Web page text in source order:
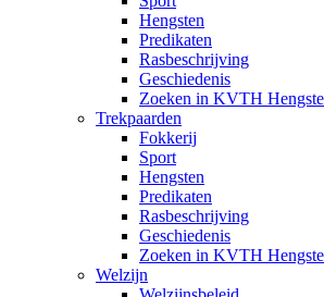
Hengsten
Predikaten
Rasbeschrijving
Geschiedenis
Zoeken in KVTH
Trekpaarden
Fokkerij
Sport
Hengsten
Predikaten
Rasbeschrijving
Geschiedenis
Zoeken in KVTH
Welzijn